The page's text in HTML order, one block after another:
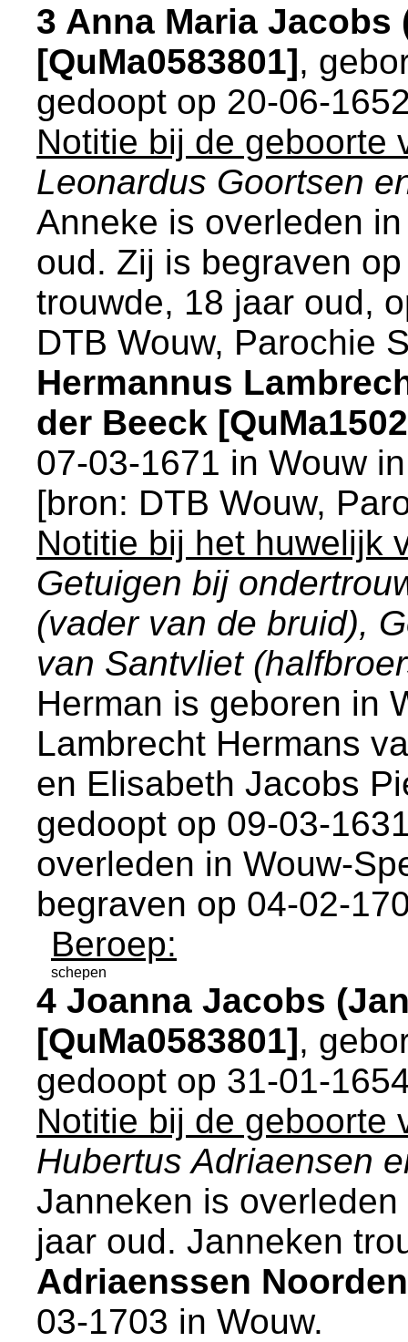
3 Anna Maria Jacobs
[QuMa0583801],
gedoopt op 20-06-
Notitie bij de geboorte
Leonardus Goortsen
Anneke is overleden
oud. Zij is begraven
trouwde, 18 jaar oud,
DTB Wouw, Parochie
Hermannus
der Beeck
07-03-1671 in Wouwin
[bron: DTB Wouw,
Notitie bij het huwelijk
Getuigen bij
(vader van de bruid),
van Santvliet
Herman is geboren in
Lambrecht Hermans
en Elisabeth Jacobs
gedoopt op 09-03-
overleden in Wouw-
begraven op 04-02-
Beroep:
schepen
4 Joanna Jacobs
[QuMa0583801],
gedoopt op 31-01-
Notitie bij de geboorte
Hubertus Adriaensen
Janneken is
jaar oud. Janneken
Adriaenssen Noorden
03-1703 in Wouw.